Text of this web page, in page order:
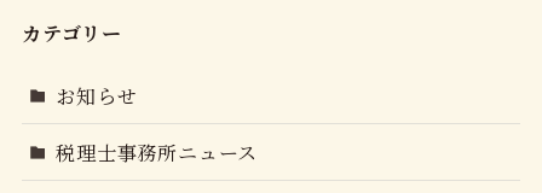
カテゴリー
お知らせ
税理士事務所ニュース